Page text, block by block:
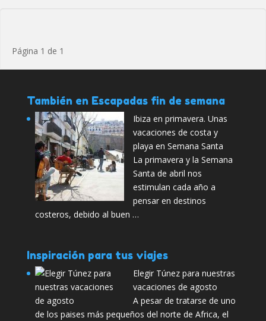
Página 1 de 1
También en Escapadas fin de semana
Ibiza en primavera. Unas
vacaciones de costa y
playa en Semana Santa
La primavera y la Semana
Santa de abril nos
estimulan cada año a
pensar en destinos
costeros, debido al buen …
Inspiración para tus viajes
Elegir Túnez para nuestras
vacaciones de agosto
A pesar de tratarse de uno
de los paises más pequeños del norte de Africa, el